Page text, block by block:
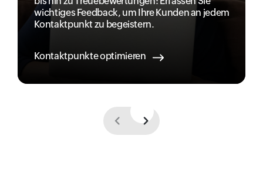
Previous
wichtiges Feedback, um Ihre Kunden an jedem
Kontaktpunkt zu begeistern.
Kontaktpunkte optimieren
Next